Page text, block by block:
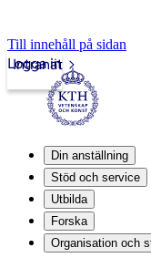
Till innehåll på sidan
Intranät
Logga in
Din anställning
Stöd och service
Utbilda
Forska
Organisation och